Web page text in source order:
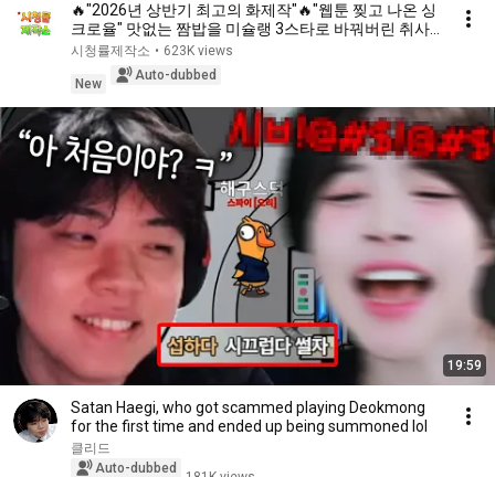
🔥"2026년 상반기 최고의 화제작"🔥"웹툰 찢고 나온 싱
크로율" 맛없는 짬밥을 미슐랭 3스타로 바꿔버린 취사
병의 소름 돋는 요리 실력!! 원작 뛰어넘은 명작《결말까
지 몰아보기》
시청률제작소 • 623K views
New
Auto-dubbed
19:59
Satan Haegi, who got scammed playing Deokmong
for the first time and ended up being summoned lol
클리드
Auto-dubbed